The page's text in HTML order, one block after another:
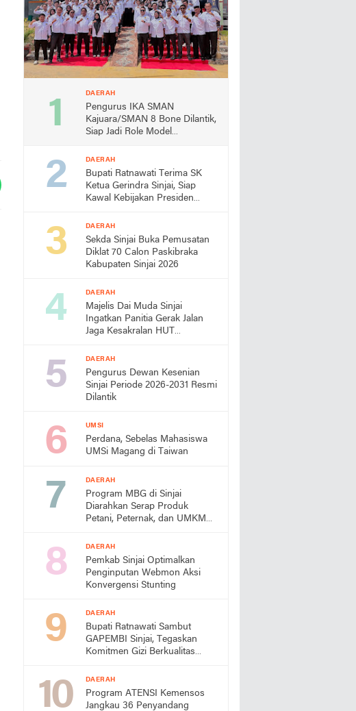
DAERAH
Pengurus IKA SMAN
Kajuara/SMAN 8 Bone Dilantik,
Siap Jadi Role Model
DAERAH
Bupati Ratnawati Terima SK
Ketua Gerindra Sinjai, Siap
Kawal Kebijakan Presiden
DAERAH
Sekda Sinjai Buka Pemusatan
Diklat 70 Calon Paskibraka
Kabupaten Sinjai 2026
DAERAH
Majelis Dai Muda Sinjai
Ingatkan Panitia Gerak Jalan
Jaga Kesakralan HUT
DAERAH
Pengurus Dewan Kesenian
Sinjai Periode 2026-2031 Resmi
Dilantik
UMSI
Perdana, Sebelas Mahasiswa
UMSi Magang di Taiwan
DAERAH
Program MBG di Sinjai
Diarahkan Serap Produk
Petani, Peternak, dan UMKM
DAERAH
Pemkab Sinjai Optimalkan
Penginputan Webmon Aksi
Konvergensi Stunting
DAERAH
Bupati Ratnawati Sambut
GAPEMBI Sinjai, Tegaskan
Komitmen Gizi Berkualitas
DAERAH
Program ATENSI Kemensos
Jangkau 36 Penyandang